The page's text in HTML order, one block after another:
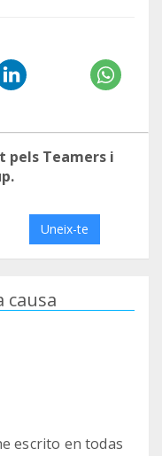
pels Teamers i
Uneix-te
causa
escrito en todas